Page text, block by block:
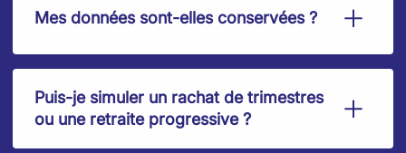
Mes données sont-elles conservées ?
Puis-je simuler un rachat de trimestres
ou une retraite progressive ?